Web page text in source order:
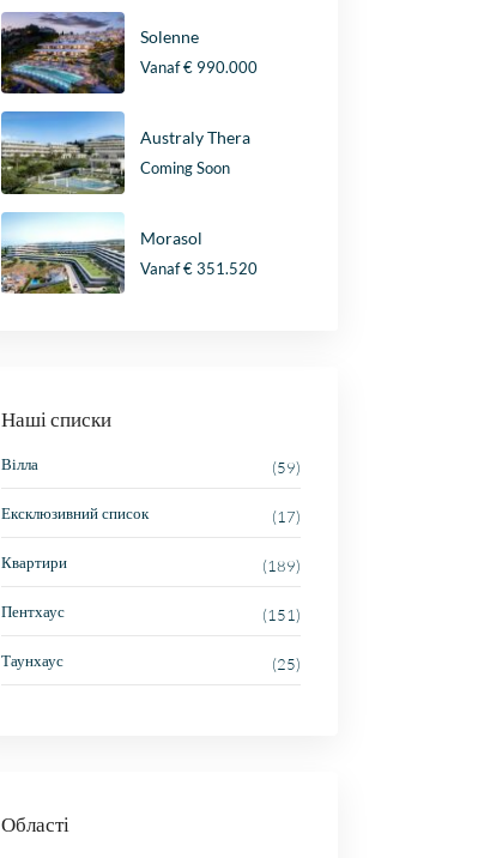
Solenne
Vanaf€ 990.000
Australy Thera
Coming Soon
Morasol
Vanaf€ 351.520
Наші списки
Вілла (59)
Ексклюзивний список (17)
Квартири (189)
Пентхаус (151)
Таунхаус (25)
Області